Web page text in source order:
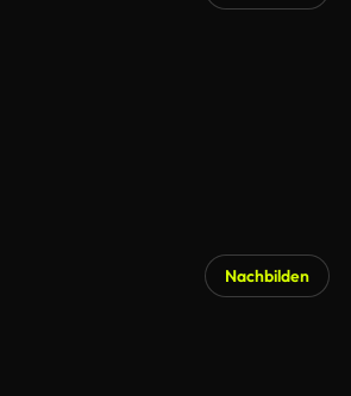
Nachbilden